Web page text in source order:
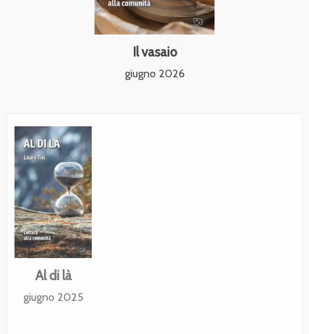
Il vasaio
giugno 2026
Al di là
giugno 2025